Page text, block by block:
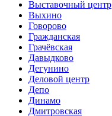
Выставочный центр
Выхино
Говорово
Гражданская
Грачёвская
Давыдково
Дегунино
Деловой центр
Депо
Динамо
Дмитровская